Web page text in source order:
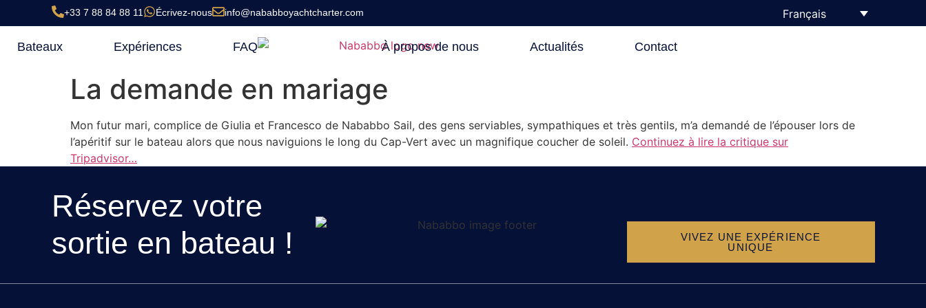
+33 7 88 84 88 11 Écrivez-nous info@nababboyachtcharter.com Français
Bateaux Expériences FAQ À propos de nous Actualités Contact
La demande en mariage
Mon futur mari, complice de Giulia et Francesco de Nababbo Sail, des gens serviables, sympathiques et très gentils, m’a demandé de l’épouser lors de
l’apéritif sur le bateau alors que nous naviguions le long du Cap-Vert avec un magnifique coucher de soleil. Continuez à lire la critique sur
Tripadvisor…
Réservez votre
sortie en bateau !
VIVEZ UNE EXPÉRIENCE
UNIQUE